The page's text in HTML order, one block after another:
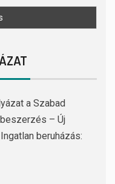
a Szabad
– Új
beruházás: